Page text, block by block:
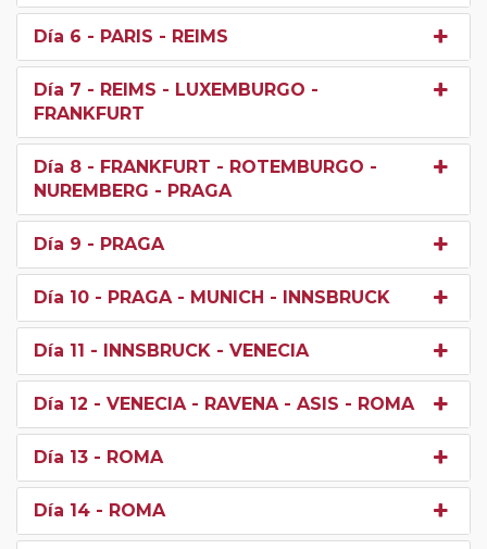
Día 6 - PARIS - REIMS
Día 7 - REIMS - LUXEMBURGO -
FRANKFURT
Día 8 - FRANKFURT - ROTEMBURGO -
NUREMBERG - PRAGA
Día 9 - PRAGA
Día 10 - PRAGA - MUNICH - INNSBRUCK
Día 11 - INNSBRUCK - VENECIA
Día 12 - VENECIA - RAVENA - ASIS - ROMA
Día 13 - ROMA
Día 14 - ROMA